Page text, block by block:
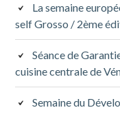
La semaine
self Grosso / 2ème
Séance de
cuisine centrale de
Semaine du